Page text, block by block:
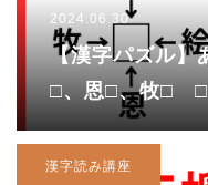
2024.06.30
【漢字パズル】
□、恩□、牧□ □
漢字読み講座